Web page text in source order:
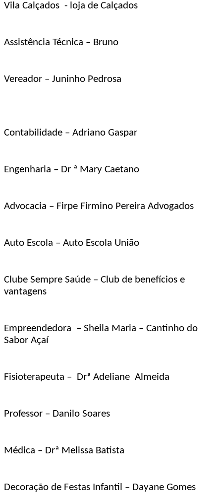
Vila Calçados - loja de Calçados
Assistência Técnica – Bruno
Vereador – Juninho Pedrosa
Contabilidade – Adriano Gaspar
Engenharia – Dr ª Mary Caetano
Advocacia – Firpe Firmino Pereira Advogados
Auto Escola – Auto Escola União
Clube Sempre Saúde – Club de benefícios e
vantagens
Empreendedora – Sheila Maria – Cantinho do
Sabor Açaí
Fisioterapeuta – Drª Adeliane Almeida
Professor – Danilo Soares
Médica – Drª Melissa Batista
Decoração de Festas Infantil – Dayane Gomes